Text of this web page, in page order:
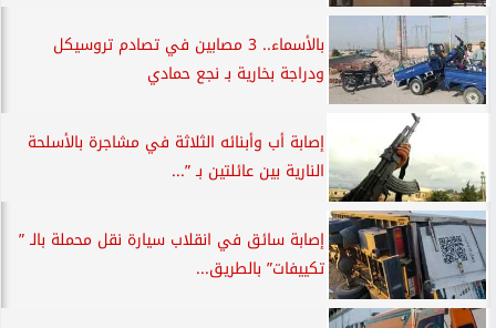
بالأسماء.. 3 مصابين في تصادم تروسيكل
ودراجة بخارية بـ نجع حمادي
إصابة أب وأبنائه الثلاثة في مشاجرة بالأسلحة
النارية بين عائلتين بـ ”...
إصابة سائق في انقلاب سيارة نقل محملة بالـ ”
تكييفات” بالطريق...